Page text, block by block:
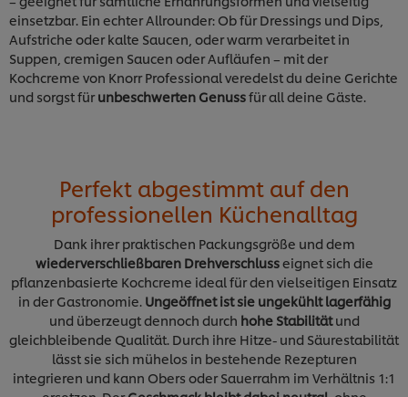
einsetzbar. Ein echter Allrounder: Ob für Dressings und Dips,
Aufstriche oder kalte Saucen, oder warm verarbeitet in
Suppen, cremigen Saucen oder Aufläufen – mit der
Kochcreme von Knorr Professional veredelst du deine Gerichte
und sorgst fürunbeschwerten Genussfür all deine Gäste.
Perfekt abgestimmt auf den
professionellen Küchenalltag
Dank ihrer praktischen Packungsgröße und dem
wiederverschließbaren Drehverschlusseignet sich die
pflanzenbasierte Kochcreme ideal für den vielseitigen Einsatz
in der Gastronomie. Ungeöffnet ist sie ungekühlt lagerfähig
und überzeugt dennoch durch hohe Stabilitätund
gleichbleibende Qualität. Durch ihre Hitze- und Säurestabilität
lässt sie sich mühelos in bestehende Rezepturen
integrieren und kann Obers oder Sauerrahm im Verhältnis 1:1